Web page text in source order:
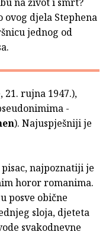
ovog djela Stephena
jednog od
21. rujna 1947.),
-
). Najuspješniji je
najpoznatiji je
horor romanima.
posve obične
sloja, djeteta
svakodnevne